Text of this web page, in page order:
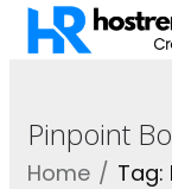
Pinpoint
Home Tag: